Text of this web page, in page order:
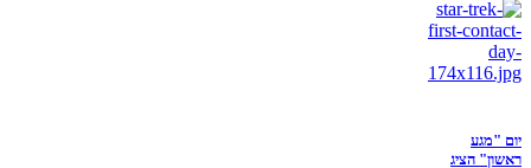
יום "מגע
ראשון" הציג